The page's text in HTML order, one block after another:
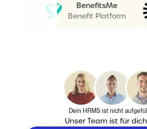
BenefitsMe
Benefit Platform
Dein HRMS ist nicht
Unser Team ist für